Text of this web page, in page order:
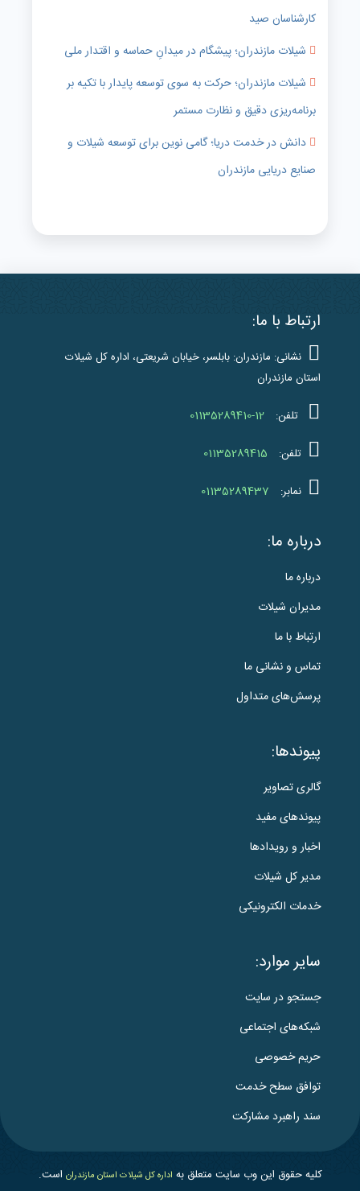
کارشناسان صید
شیلات مازندران؛ پیشگام در میدانِ حماسه و اقتدار ملی
شیلات مازندران؛ حرکت به سوی توسعه پایدار با تکیه بر
برنامه‌ریزی دقیق و نظارت مستمر
دانش در خدمت دریا؛ گامی نوین برای توسعه شیلات و
صنایع دریایی مازندران
ارتباط با ما:
نشانی: مازندران: بابلسر، خیابان شریعتی، اداره کل شیلات
استان مازندران
تلفن: 01135289410-12
تلفن: 01135289415
نمابر: 01135289437
درباره ما:
درباره ما
مدیران شیلات
ارتباط با ما
تماس و نشانی ما
پرسش‌های متداول
پیوندها:
گالری تصاویر
پیوندهای مفید
اخبار و رویدادها
مدیر کل شیلات
خدمات الکترونیکی
سایر موارد:
جستجو در سایت
شبکه‌های اجتماعی
حریم خصوصی
توافق سطح خدمت
سند راهبرد مشارکت
کلیه حقوق این وب سایت متعلق به اداره کل شیلات استان مازندران است.